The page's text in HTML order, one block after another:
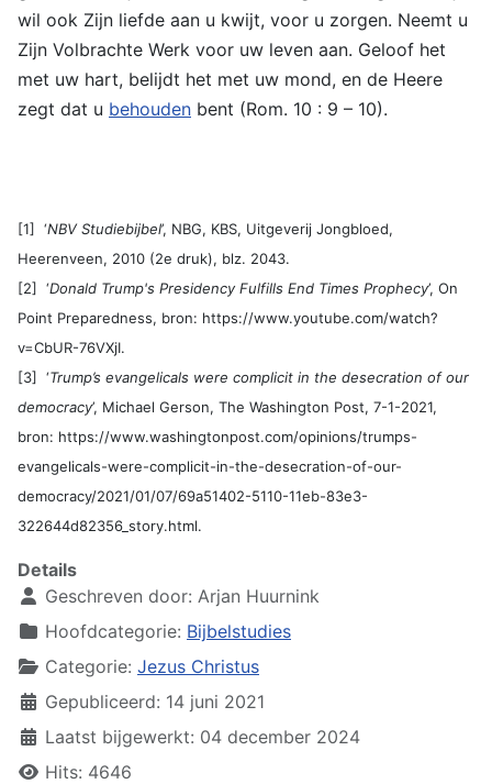
wil ook Zijn liefde aan u kwijt, voor u zorgen. Neemt u
Zijn Volbrachte Werk voor uw leven aan. Geloof het
met uw hart, belijdt het met uw mond, en de Heere
zegt dat u behouden bent (Rom. 10 : 9 – 10).
[1] ‘NBV Studiebijbel’, NBG, KBS, Uitgeverij Jongbloed,
Heerenveen, 2010 (2e druk), blz. 2043.
[2] ‘Donald Trump's Presidency Fulfills End Times Prophecy’, On
Point Preparedness, bron: https://www.youtube.com/watch?
v=CbUR-76VXjI.
[3] ‘Trump’s evangelicals were complicit in the desecration of our
democracy’, Michael Gerson, The Washington Post, 7-1-2021,
bron: https://www.washingtonpost.com/opinions/trumps-
evangelicals-were-complicit-in-the-desecration-of-our-
democracy/2021/01/07/69a51402-5110-11eb-83e3-
322644d82356_story.html.
Details
Geschreven door: Arjan Huurnink
Hoofdcategorie: Bijbelstudies
Categorie: Jezus Christus
Gepubliceerd: 14 juni 2021
Laatst bijgewerkt: 04 december 2024
Hits: 4646